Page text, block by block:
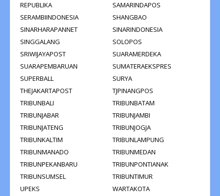
REPUBLIKA
SAMARINDAPOS
SERAMBIINDONESIA
SHANGBAO
SINARHARAPANNET
SINARINDONESIA
SINGGALANG
SOLOPOS
SRIWIJAYAPOST
SUARAMERDEKA
SUARAPEMBARUAN
SUMATERAEKSPRES
SUPERBALL
SURYA
THEJAKARTAPOST
TJPINANGPOS
TRIBUNBALI
TRIBUNBATAM
TRIBUNJABAR
TRIBUNJAMBI
TRIBUNJATENG
TRIBUNJOGJA
TRIBUNKALTIM
TRIBUNLAMPUNG
TRIBUNMANADO
TRIBUNMEDAN
TRIBUNPEKANBARU
TRIBUNPONTIANAK
TRIBUNSUMSEL
TRIBUNTIMUR
UPEKS
WARTAKOTA